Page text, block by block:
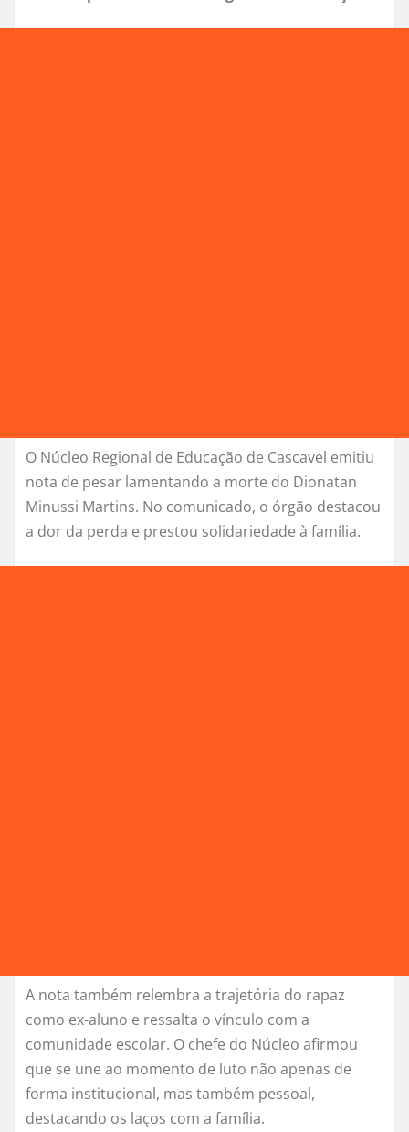
O Núcleo Regional de Educação de Cascavel emitiu
nota de pesar lamentando a morte do Dionatan
Minussi Martins. No comunicado, o órgão destacou
a dor da perda e prestou solidariedade à família.
A nota também relembra a trajetória do rapaz
como ex-aluno e ressalta o vínculo com a
comunidade escolar. O chefe do Núcleo afirmou
que se une ao momento de luto não apenas de
forma institucional, mas também pessoal,
destacando os laços com a família.